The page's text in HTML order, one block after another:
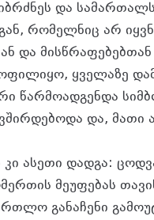
და
რომელნიც არ
და
ყველაზე
წარმოადგენდა
და, მათი
ასეთი დადგა:
მეუფებას
განაჩენი